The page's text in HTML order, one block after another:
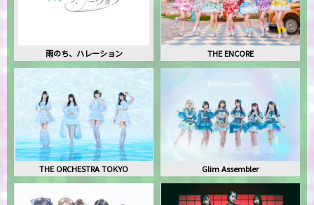
雨のち、ハレーション THE ENCORE
THE ORCHESTRA TOKYO Glim Assembler